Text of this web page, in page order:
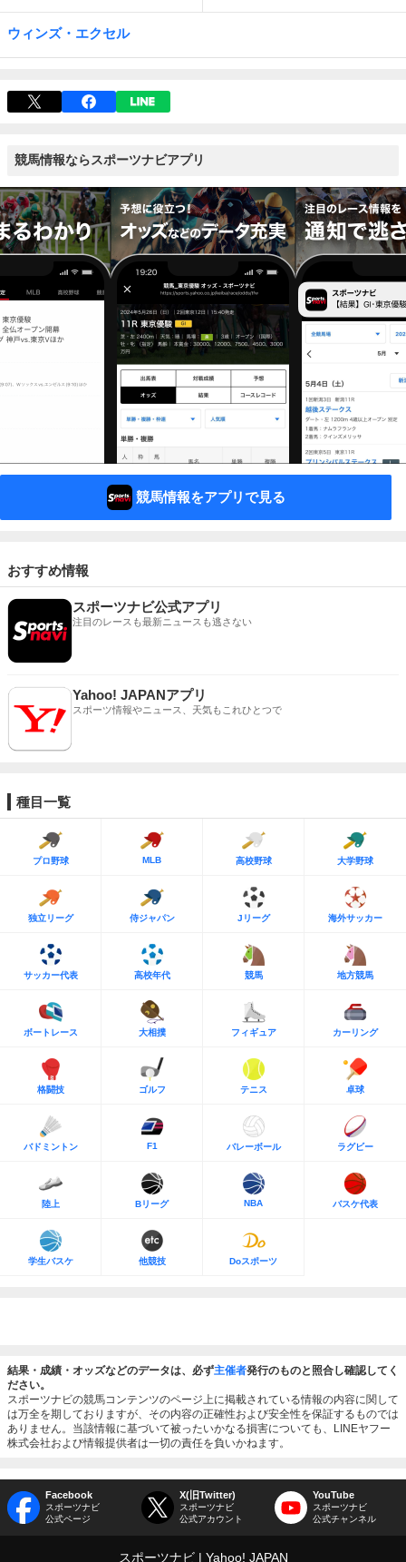
ウィンズ・エクセル
競馬情報ならスポーツナビアプリ
競馬情報をアプリで見る
おすすめ情報
スポーツナビ公式アプリ
注目のレースも最新ニュースも逃さない
Yahoo! JAPANアプリ
スポーツ情報やニュース、天気もこれひとつで
種目一覧
プロ野球 MLB 高校野球 大学野球
独立リーグ 侍ジャパン Jリーグ 海外サッカー
サッカー代表 高校年代 競馬 地方競馬
ボートレース 大相撲 フィギュア カーリング
格闘技 ゴルフ テニス 卓球
バドミントン F1 バレーボール ラグビー
陸上 Bリーグ NBA バスケ代表
学生バスケ 他競技 Doスポーツ
結果・成績・オッズなどのデータは、必ず主催者発行のものと照合し確認してく
ださい。
スポーツナビの競馬コンテンツのページ上に掲載されている情報の内容に関して
は万全を期しておりますが、その内容の正確性および安全性を保証するものでは
ありません。当該情報に基づいて被ったいかなる損害についても、LINEヤフー
株式会社および情報提供者は一切の責任を負いかねます。
Facebook
スポーツナビ
公式ページ
X(旧Twitter)
スポーツナビ
公式アカウント
YouTube
スポーツナビ
公式チャンネル
スポーツナビ Yahoo! JAPAN